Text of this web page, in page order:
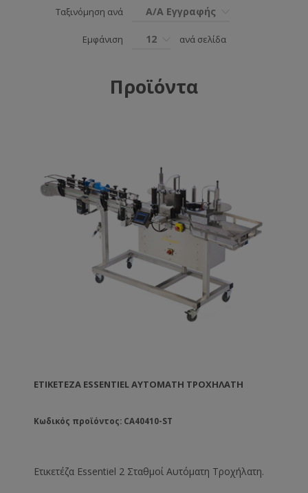
Ταξινόμηση ανά Α/Α Εγγραφής
Εμφάνιση 12 ανά σελίδα
Προϊόντα
ΕΤΙΚΕΤΈΖΑ ESSENTIEL ΑΥΤΌΜΑΤΗ ΤΡΟΧΉΛΑΤΗ
Κωδικός προϊόντος: CA40410-ST
Ετικετέζα Essentiel 2 Σταθμοί Αυτόματη Τροχήλατη.